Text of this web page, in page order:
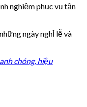
nghiệm phục vụ tận
ngày nghỉ lễ và
chóng, hiệu